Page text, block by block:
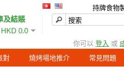
持牌食物
及結賬
0.0
你可以 登入 或
對 燒烤場地推介 常見問題